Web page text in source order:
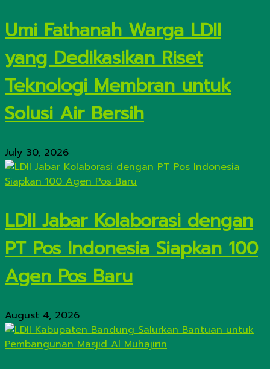
Umi Fathanah Warga LDII
yang Dedikasikan Riset
Teknologi Membran untuk
Solusi Air Bersih
July 30, 2026
LDII Jabar Kolaborasi dengan
PT Pos Indonesia Siapkan 100
Agen Pos Baru
August 4, 2026